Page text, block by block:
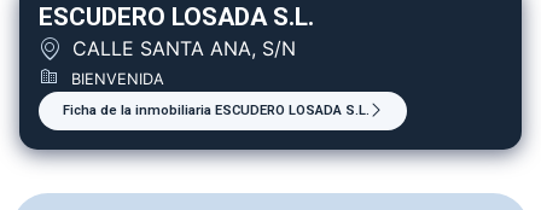
ESCUDERO LOSADA S.L.
CALLE SANTA ANA, S/N
BIENVENIDA
Ficha de la inmobiliaria ESCUDERO LOSADA S.L.